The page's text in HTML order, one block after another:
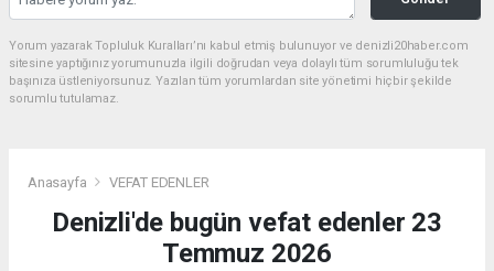
Yorum yazarak Topluluk Kuralları’nı kabul etmiş bulunuyor ve denizli20haber.com
sitesine yaptığınız yorumunuzla ilgili doğrudan veya dolaylı tüm sorumluluğu tek
başınıza üstleniyorsunuz. Yazılan tüm yorumlardan site yönetimi hiçbir şekilde
sorumlu tutulamaz.
Anasayfa VEFAT EDENLER
Denizli'de bugün vefat edenler 23
Temmuz 2026